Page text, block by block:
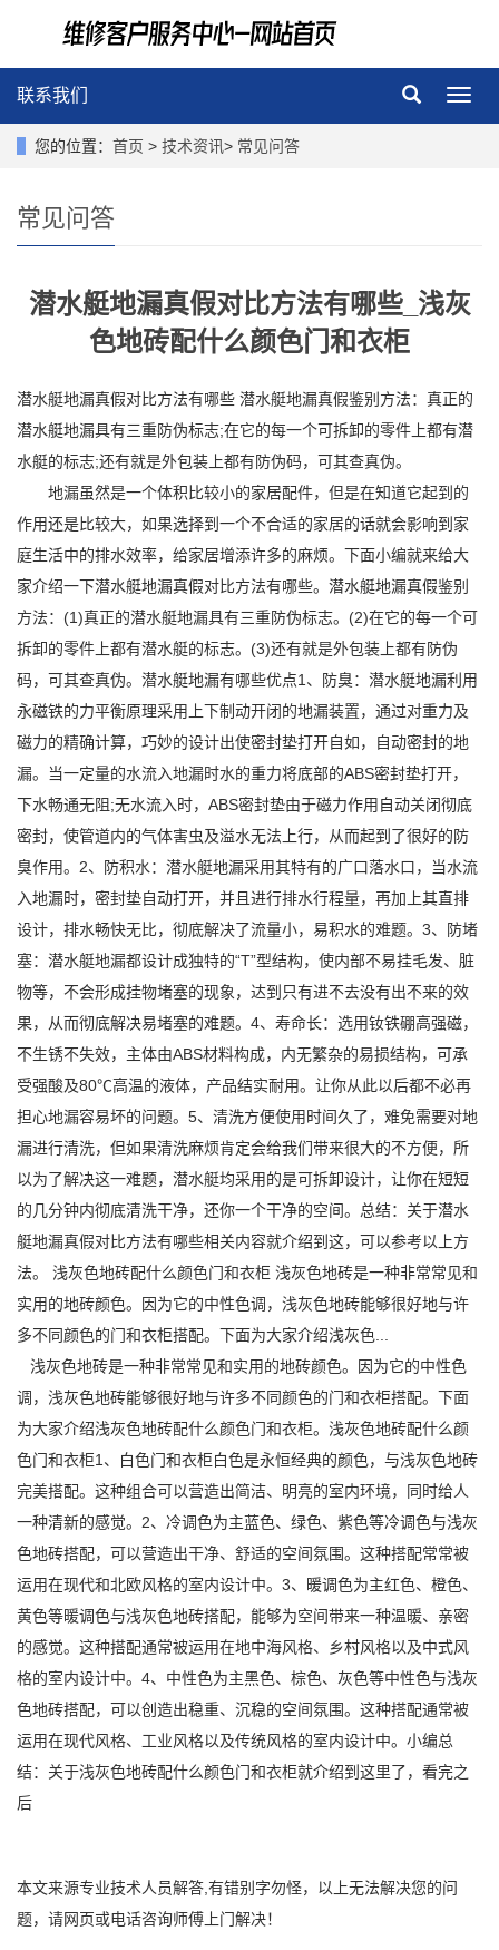
导
联系我们
您的位置： 首页 > 技术资讯> 常见问答
常见问答
潜水艇地漏真假对比方法有哪些_浅灰
色地砖配什么颜色门和衣柜
潜水艇地漏真假对比方法有哪些 潜水艇地漏真假鉴别方法：真正的
潜水艇地漏具有三重防伪标志;在它的每一个可拆卸的零件上都有潜
水艇的标志;还有就是外包装上都有防伪码，可其查真伪。
地漏虽然是一个体积比较小的家居配件，但是在知道它起到的
作用还是比较大，如果选择到一个不合适的家居的话就会影响到家
庭生活中的排水效率，给家居增添许多的麻烦。下面小编就来给大
家介绍一下潜水艇地漏真假对比方法有哪些。潜水艇地漏真假鉴别
方法：(1)真正的潜水艇地漏具有三重防伪标志。(2)在它的每一个可
拆卸的零件上都有潜水艇的标志。(3)还有就是外包装上都有防伪
码，可其查真伪。潜水艇地漏有哪些优点1、防臭：潜水艇地漏利用
永磁铁的力平衡原理采用上下制动开闭的地漏装置，通过对重力及
磁力的精确计算，巧妙的设计出使密封垫打开自如，自动密封的地
漏。当一定量的水流入地漏时水的重力将底部的ABS密封垫打开，
下水畅通无阻;无水流入时，ABS密封垫由于磁力作用自动关闭彻底
密封，使管道内的气体害虫及溢水无法上行，从而起到了很好的防
臭作用。2、防积水：潜水艇地漏采用其特有的广口落水口，当水流
入地漏时，密封垫自动打开，并且进行排水行程量，再加上其直排
设计，排水畅快无比，彻底解决了流量小，易积水的难题。3、防堵
塞：潜水艇地漏都设计成独特的“T”型结构，使内部不易挂毛发、脏
物等，不会形成挂物堵塞的现象，达到只有进不去没有出不来的效
果，从而彻底解决易堵塞的难题。4、寿命长：选用钕铁硼高强磁，
不生锈不失效，主体由ABS材料构成，内无繁杂的易损结构，可承
受强酸及80℃高温的液体，产品结实耐用。让你从此以后都不必再
担心地漏容易坏的问题。5、清洗方便使用时间久了，难免需要对地
漏进行清洗，但如果清洗麻烦肯定会给我们带来很大的不方便，所
以为了解决这一难题，潜水艇均采用的是可拆卸设计，让你在短短
的几分钟内彻底清洗干净，还你一个干净的空间。总结：关于潜水
艇地漏真假对比方法有哪些相关内容就介绍到这，可以参考以上方
法。 浅灰色地砖配什么颜色门和衣柜 浅灰色地砖是一种非常常见和
实用的地砖颜色。因为它的中性色调，浅灰色地砖能够很好地与许
多不同颜色的门和衣柜搭配。下面为大家介绍浅灰色...
浅灰色地砖是一种非常常见和实用的地砖颜色。因为它的中性色
调，浅灰色地砖能够很好地与许多不同颜色的门和衣柜搭配。下面
为大家介绍浅灰色地砖配什么颜色门和衣柜。浅灰色地砖配什么颜
色门和衣柜1、白色门和衣柜白色是永恒经典的颜色，与浅灰色地砖
完美搭配。这种组合可以营造出简洁、明亮的室内环境，同时给人
一种清新的感觉。2、冷调色为主蓝色、绿色、紫色等冷调色与浅灰
色地砖搭配，可以营造出干净、舒适的空间氛围。这种搭配常常被
运用在现代和北欧风格的室内设计中。3、暖调色为主红色、橙色、
黄色等暖调色与浅灰色地砖搭配，能够为空间带来一种温暖、亲密
的感觉。这种搭配通常被运用在地中海风格、乡村风格以及中式风
格的室内设计中。4、中性色为主黑色、棕色、灰色等中性色与浅灰
色地砖搭配，可以创造出稳重、沉稳的空间氛围。这种搭配通常被
运用在现代风格、工业风格以及传统风格的室内设计中。小编总
结：关于浅灰色地砖配什么颜色门和衣柜就介绍到这里了，看完之
后
本文来源专业技术人员解答,有错别字勿怪，以上无法解决您的问
题，请网页或电话咨询师傅上门解决！